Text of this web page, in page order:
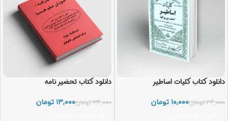
دانلود کتاب کلیات اساطیر
۳۴,۰۰۰تومان۱۰,۰۰۰ تومان
دانلود کتاب تحضير نامه
۳۴,۰۰۰تومان۱۳,۰۰۰ تومان